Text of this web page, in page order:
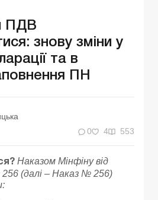
ПДВ
знову зміни у
та в
ПН
0 4 553
Наказом Мінфіну від
(далі – Наказ № 256)